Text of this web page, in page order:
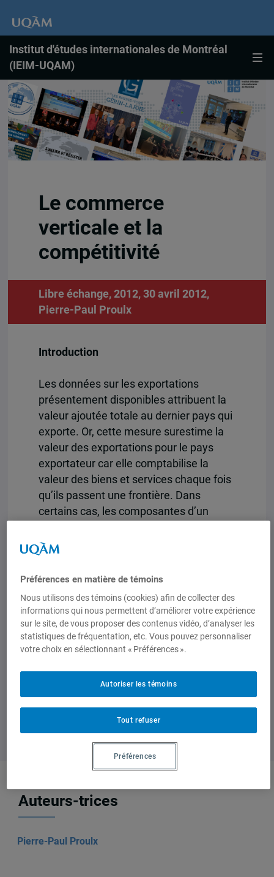
Institut d'études internationales de Montréal
(IEIM-UQAM)
Le commerce
verticale et la
compétitivité
Libre échange, 2012, 30 avril 2012,
Pierre-Paul Proulx
Introduction
Les données sur les exportations
présentement disponibles attribuent la
valeur ajoutée totale au dernier pays qui
exporte. Or, cette mesure surestime la
valeur des exportations pour le pays
exportateur car elle comptabilise la
valeur des biens et services chaque fois
qu’ils passent une frontière. Dans
certains cas, les composantes d’un
être comptées deux ou trois fois. Il se
peut aussi qu’un intrant comprenne non
seulement des biens intermédiaires
mais aussi des biens finis.
Pour lire la suite de l’article Le
commerce verticale et la compétitivité,
cliquer ici.
Auteurs-trices
Pierre-Paul Proulx
Préférences en matière de témoins
Nous utilisons des témoins (cookies) afin de collecter des
informations qui nous permettent d’améliorer votre expérience
sur le site, de vous proposer des contenus vidéo, d’analyser les
statistiques de fréquentation, etc. Vous pouvez personnaliser
votre choix en sélectionnant « Préférences ».
Tout refuser
Autoriser les témoins
Préférences